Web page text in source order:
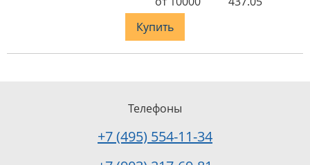
Купить
Телефоны
+7 (495) 554-11-34